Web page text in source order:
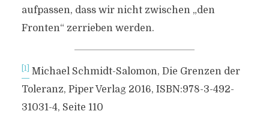
aufpassen, dass wir nicht zwischen „den
Fronten“ zerrieben werden.
[1] Michael Schmidt-Salomon, Die Grenzen der
Toleranz, Piper Verlag 2016, ISBN:978-3-492-
31031-4, Seite 110